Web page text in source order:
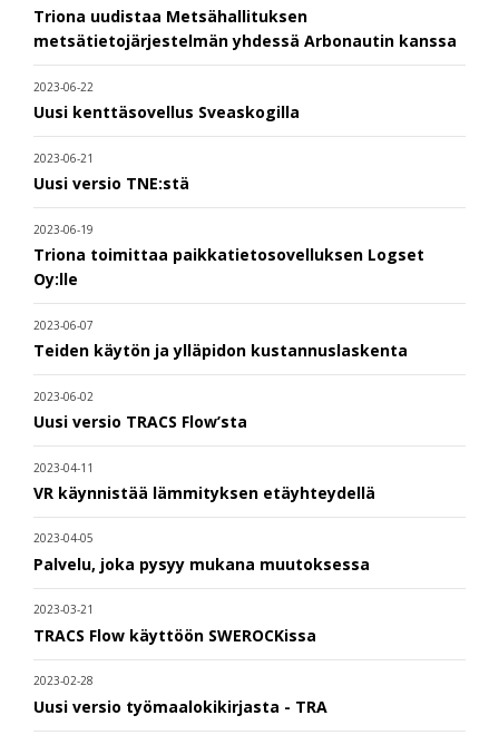
Triona uudistaa Metsähallituksen
metsätietojärjestelmän yhdessä Arbonautin kanssa
2023-06-22
Uusi kenttäsovellus Sveaskogilla
2023-06-21
Uusi versio TNE:stä
2023-06-19
Triona toimittaa paikkatietosovelluksen Logset
Oy:lle
2023-06-07
Teiden käytön ja ylläpidon kustannuslaskenta
2023-06-02
Uusi versio TRACS Flow’sta
2023-04-11
VR käynnistää lämmityksen etäyhteydellä
2023-04-05
Palvelu, joka pysyy mukana muutoksessa
2023-03-21
TRACS Flow käyttöön SWEROCKissa
2023-02-28
Uusi versio työmaalokikirjasta - TRA